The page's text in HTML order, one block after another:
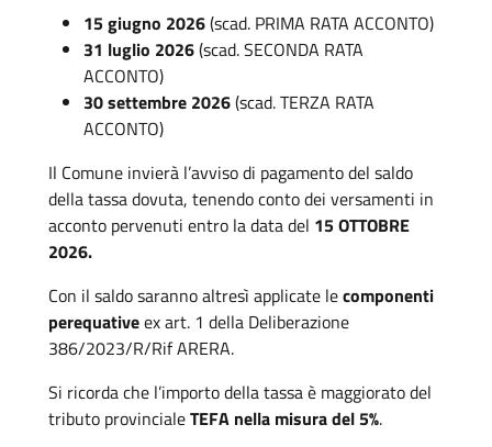
15 giugno 2026(scad. PRIMA RATA ACCONTO)
31 luglio 2026(scad. SECONDA RATA
ACCONTO)
30 settembre 2026(scad. TERZA RATA
ACCONTO)
Il Comune invierà l’avviso di pagamento del saldo
della tassa dovuta, tenendo conto dei versamenti in
acconto pervenuti entro la data del 15 OTTOBRE
2026.
Con il saldo saranno altresì applicate lecomponenti
perequativeexart. 1 della Deliberazione
386/2023/R/Rif ARERA.
Si ricorda che l’importo della tassa è maggiorato del
tributo provincialeTEFA nella misura del 5%.